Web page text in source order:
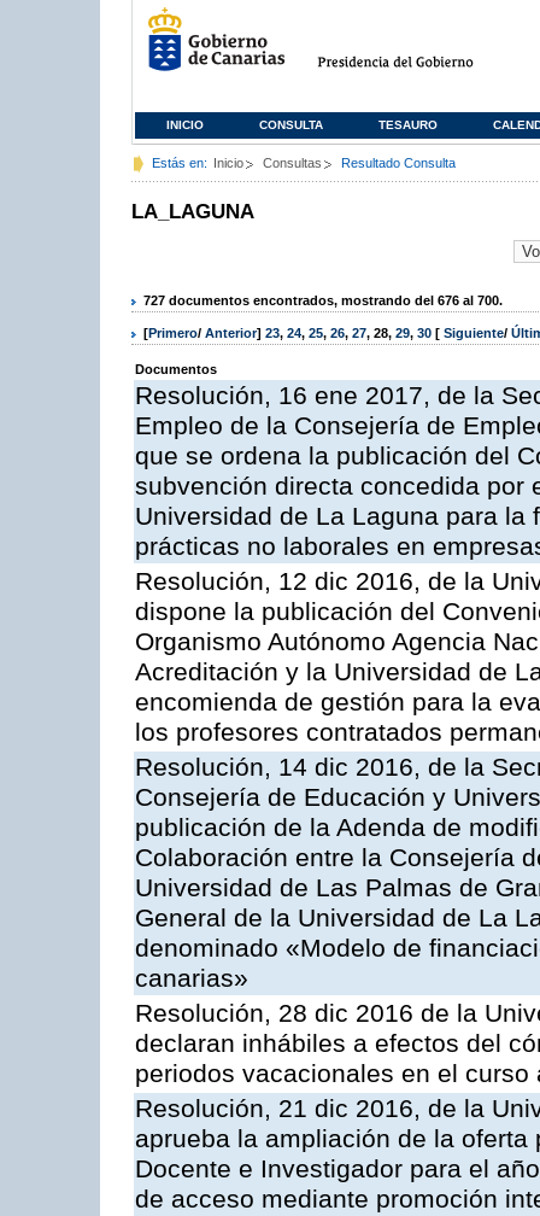
INICIO CONSULTA TESAURO
Estás en: Inicio Consultas Resultado Consulta
LA_LAGUNA
727 documentos encontrados, mostrando del 676 al 700.
[Primero/ Anterior] 23, 24, 25, 26, 27, 28, 29, 30 [ Siguiente/
Documentos
Resolución, 16 ene 2017, de la
Empleo de la Consejería de
que se ordena la publicación del
subvención directa concedida por
Universidad de La Laguna para
prácticas no laborales en
Resolución, 12 dic 2016, de la
dispone la publicación del
Organismo Autónomo Agencia
Acreditación y la Universidad de
encomienda de gestión para la
los profesores contratados
Resolución, 14 dic 2016, de la
Consejería de Educación y
publicación de la Adenda de
Colaboración entre la Consejería
Universidad de Las Palmas de
General de la Universidad de La
denominado «Modelo de
canarias»
Resolución, 28 dic 2016 de la
declaran inhábiles a efectos del
periodos vacacionales en el
Resolución, 21 dic 2016, de la
aprueba la ampliación de la
Docente e Investigador para el
de acceso mediante promoción